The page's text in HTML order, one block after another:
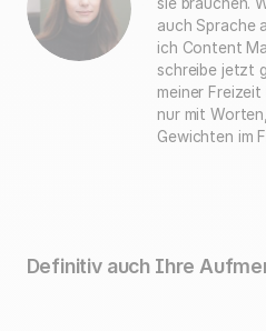
auch Sprache
ich Content
schreibe jetzt
meiner
nur mit
Gewichten im
Definitiv auch Ihre